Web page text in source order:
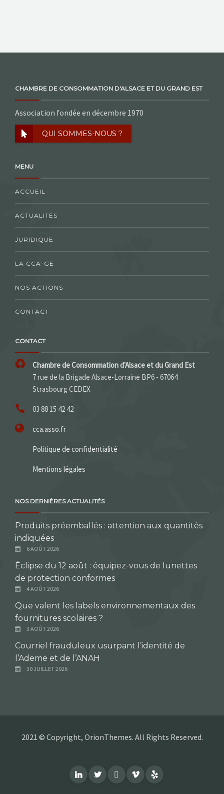
CHAMBRE DE CONSOMMATION D'ALSACE ET DU GRAND EST
Association fondée en décembre 1970
QUI SOMMES-NOUS ?
MENU
ACCUEIL
ACTUALITÉS
JURIDIQUE
LA CCA-GE
NOS ACTIONS
CONTACT
CONTACT
Chambre de Consommation d'Alsace et du Grand Est
7 rue de la Brigade Alsace-Lorraine BP6 - 67064
Strasbourg CEDEX
03 88 15 42 42
cca.asso.fr
Politique de confidentialité
Mentions légales
NOS DERNIÈRES ACTUALITÉS
Produits préemballés : attention aux quantités
indiquées
6 AOÛT 2026
Éclipse du 12 août : équipez-vous de lunettes
de protection conformes
4 AOÛT 2026
Que valent les labels environnementaux des
fournitures scolaires ?
3 AOÛT 2026
Courriel frauduleux usurpant l’identité de
l’Ademe et de l’ANAH
30 JUILLET 2026
2021 © Copyright, OrionThemes. All Rights Reserved.